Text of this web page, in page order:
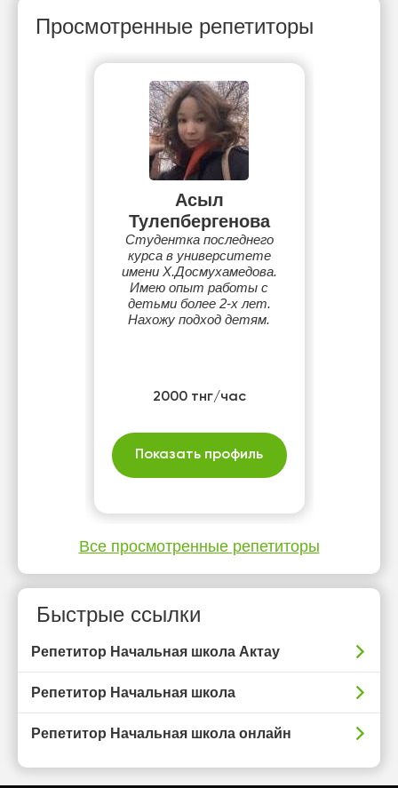
Просмотренные репетиторы
Асыл
Тулепбергенова
Студентка последнего
курса в университете
имени Х.Досмухамедова.
Имею опыт работы с
детьми более 2-х лет.
Нахожу подход детям.
2000 тнг/час
Показать профиль
Все просмотренные репетиторы
Быстрые ссылки
Репетитор Начальная школа Актау
Репетитор Начальная школа
Репетитор Начальная школа онлайн